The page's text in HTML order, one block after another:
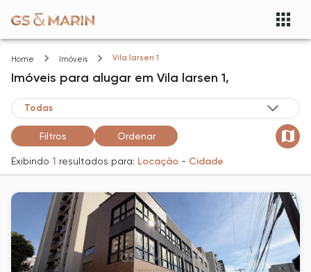
Home Imóveis Vila larsen 1
Imóveis para alugar em Vila larsen 1,
Filtros Ordenar
Exibindo 1 resultados para: Locação - Cidade